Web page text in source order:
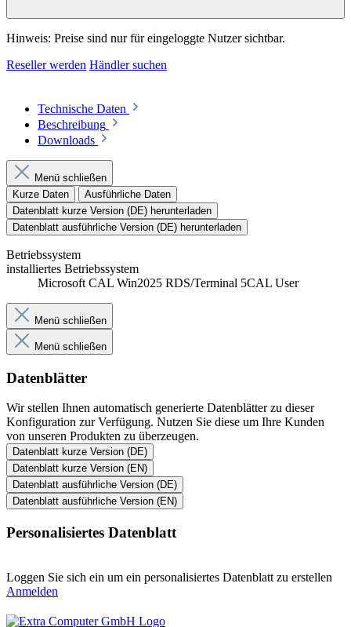
Hinweis: Preise sind nur für eingeloggte Nutzer sichtbar.
Reseller werden Händler suchen
Technische Daten
Beschreibung
Downloads
Menü schließen
Kurze Daten
Ausführliche Daten
Datenblatt kurze Version (DE) herunterladen
Datenblatt ausführliche Version (DE) herunterladen
Betriebssystem
installiertes Betriebssystem
Microsoft CAL Win2025 RDS/Terminal 5CAL User
Menü schließen
Menü schließen
Datenblätter
Wir stellen Ihnen automatisch generierte Datenblätter zu dieser
Konfiguration zur Verfügung. Nutzen Sie diese um Ihre Kunden
von unseren Produkten zu überzeugen.
Datenblatt kurze Version (DE)
Datenblatt kurze Version (EN)
Datenblatt ausführliche Version (DE)
Datenblatt ausführliche Version (EN)
Personalisiertes Datenblatt
Loggen Sie sich ein um ein personalisiertes Datenblatt zu erstellen
Anmelden